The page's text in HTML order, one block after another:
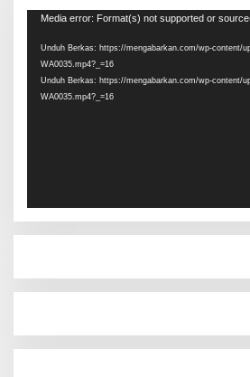
Pemutar
Media error: Format(s) not supported or
Unduh Berkas: https://mengabarkan.com/wp-content/
WA0035.mp4?_=16
Unduh Berkas: https://mengabarkan.com/wp-content/
WA0035.mp4?_=16